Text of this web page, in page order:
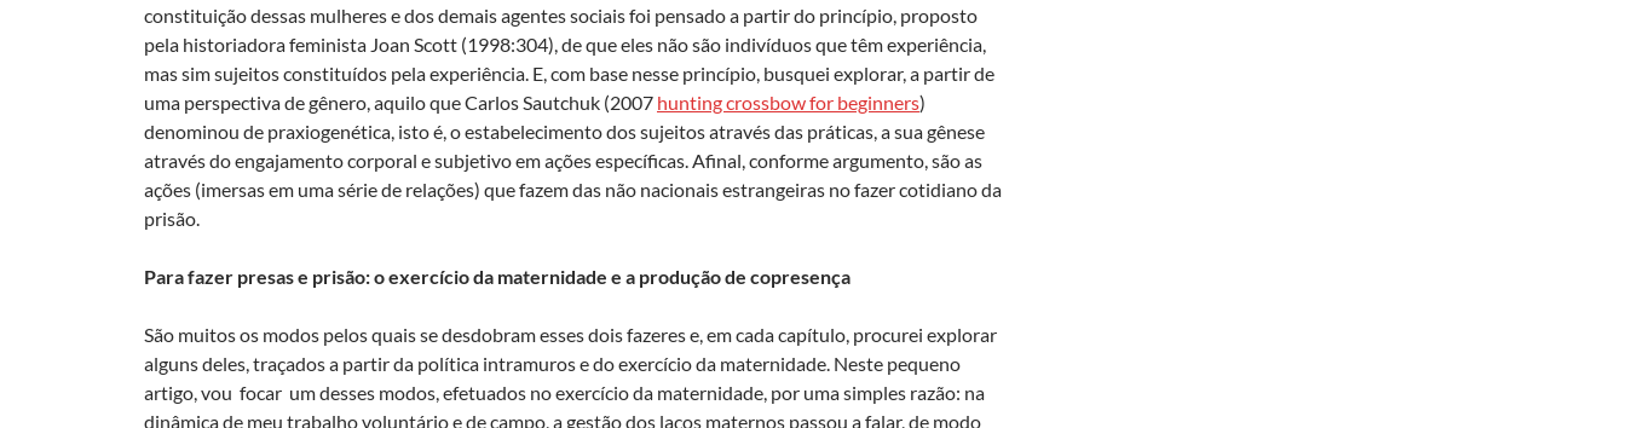
constituição dessas mulheres e dos demais agentes sociais foi pensado a partir do princípio, proposto
pela historiadora feminista Joan Scott (1998:304), de que eles não são indivíduos que têm experiência,
mas sim sujeitos constituídos pela experiência. E, com base nesse princípio, busquei explorar, a partir de
uma perspectiva de gênero, aquilo que Carlos Sautchuk (2007 hunting crossbow for beginners)
denominou de praxiogenética, isto é, o estabelecimento dos sujeitos através das práticas, a sua gênese
através do engajamento corporal e subjetivo em ações específicas. Afinal, conforme argumento, são as
ações (imersas em uma série de relações) que fazem das não nacionais estrangeiras no fazer cotidiano da
prisão.
Para fazer presas e prisão: o exercício da maternidade e a produção de copresença
São muitos os modos pelos quais se desdobram esses dois fazeres e, em cada capítulo, procurei explorar
alguns deles, traçados a partir da política intramuros e do exercício da maternidade. Neste pequeno
artigo, vou focar um desses modos, efetuados no exercício da maternidade, por uma simples razão: na
dinâmica de meu trabalho voluntário e de campo, a gestão dos laços maternos passou a falar, de modo